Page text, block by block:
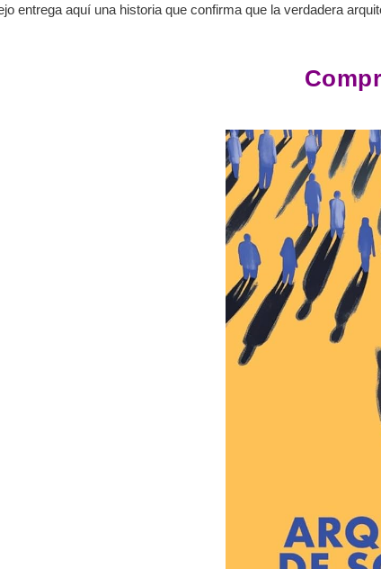
entrega aquí una historia que confirma que la verdadera